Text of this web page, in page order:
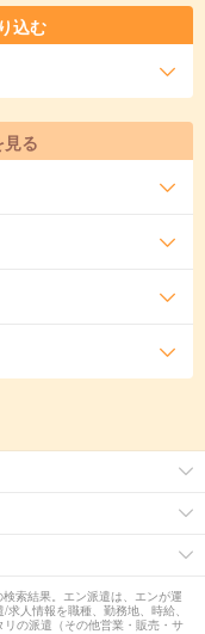
込む
る
索結果。エン派遣は、エンが運
人情報を職種、勤務地、時給、
の派遣（その他営業・販売・サ